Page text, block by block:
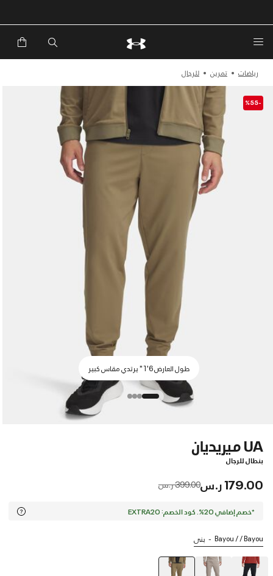
رياضات تمرين للرجال
-%55
طول العارض 6'1" يرتدي مقاس كبير
UA ميريديان
بنطال للرجال
179.00 ر.س Price reduced from
399.00 ر.س to
*خصم إضافي 20%. كود الخصم: EXTRA20
Bayou / / Bayou بنى